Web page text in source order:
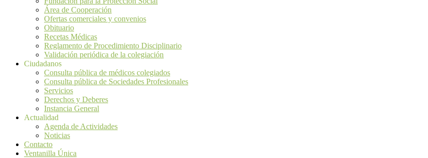
Área de Cooperación
Ofertas comerciales y convenios
Obituario
Recetas Médicas
Reglamento de Procedimiento Disciplinario
Validación periódica de la colegiación
Ciudadanos
Consulta pública de médicos colegiados
Consulta pública de Sociedades Profesionales
Servicios
Derechos y Deberes
Instancia General
Actualidad
Agenda de Actividades
Noticias
Contacto
Ventanilla Única